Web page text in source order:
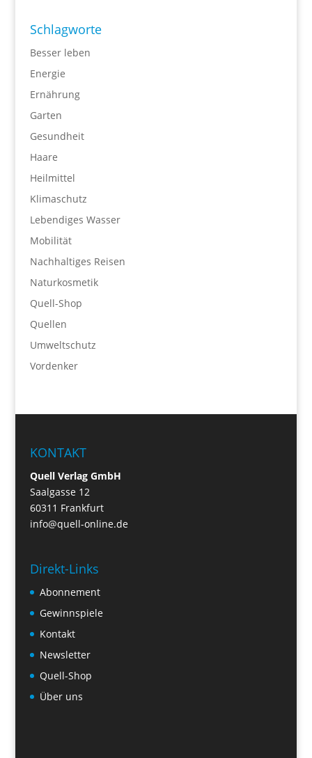
Schlagworte
Besser leben
Energie
Ernährung
Garten
Gesundheit
Haare
Heilmittel
Klimaschutz
Lebendiges Wasser
Mobilität
Nachhaltiges Reisen
Naturkosmetik
Quell-Shop
Quellen
Umweltschutz
Vordenker
KONTAKT
Quell Verlag GmbH
Saalgasse 12
60311 Frankfurt
info@quell-online.de
Direkt-Links
Abonnement
Gewinnspiele
Kontakt
Newsletter
Quell-Shop
Über uns